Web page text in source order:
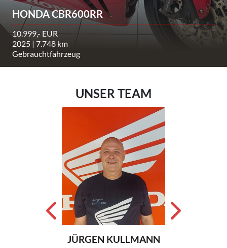
HONDA CBR600RR
10.999,- EUR
2025 | 7.748 km
Gebrauchtfahrzeug
UNSER TEAM
JÜRGEN KULLMANN